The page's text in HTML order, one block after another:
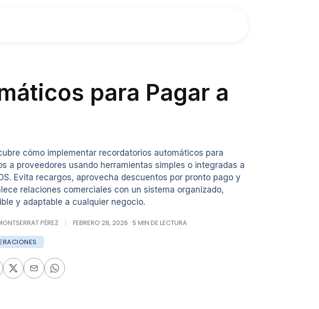
para Pagar a
cómo implementar recordatorios automáticos para
a proveedores usando herramientas simples o integradas a
Evita recargos, aprovecha descuentos por pronto pago y
relaciones comerciales con un sistema organizado,
y adaptable a cualquier negocio.
PÉREZ | FEBRERO 28, 2026 · 5 MIN DE LECTURA